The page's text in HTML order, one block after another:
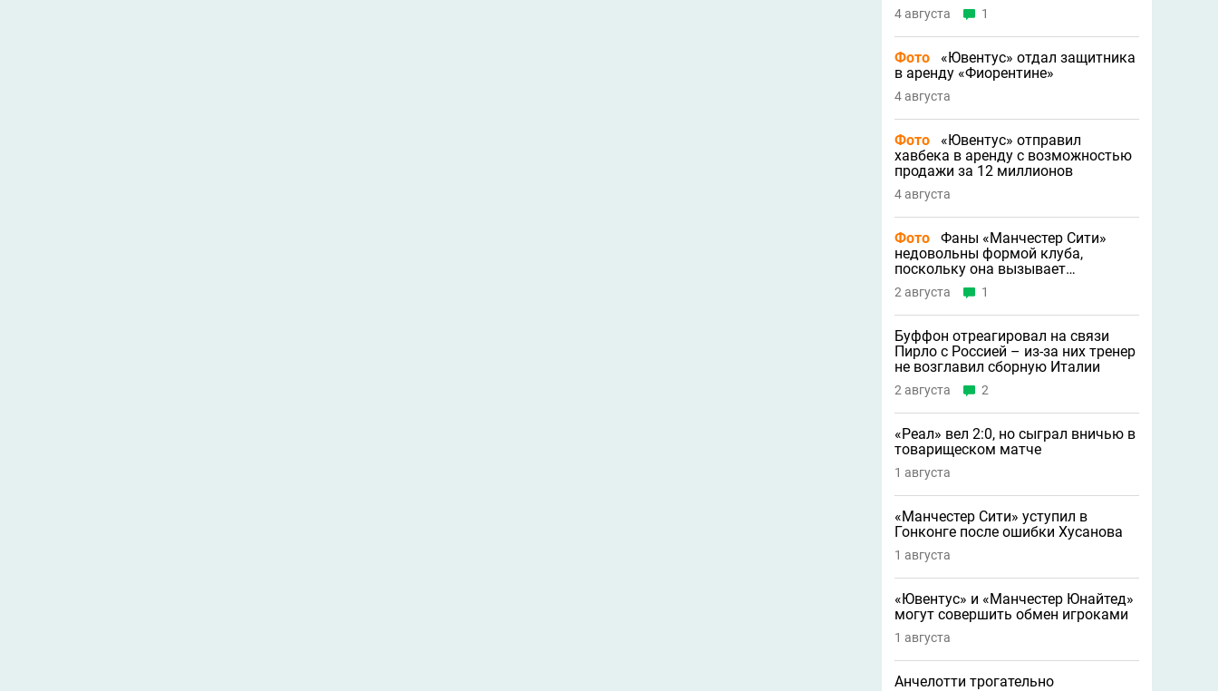
4 августа 1
Фото
«Ювентус» отдал защитника
в аренду «Фиорентине»
4 августа
Фото
«Ювентус» отправил
хавбека в аренду с возможностью
продажи за 12 миллионов
4 августа
Фото
Фаны «Манчестер Сити»
недовольны формой клуба,
поскольку она вызывает
трипофобию
2 августа 1
Буффон отреагировал на связи
Пирло с Россией – из-за них тренер
не возглавил сборную Италии
2 августа 2
«Реал» вел 2:0, но сыграл вничью в
товарищеском матче
1 августа
«Манчестер Сити» уступил в
Гонконге после ошибки Хусанова
1 августа
«Ювентус» и «Манчестер Юнайтед»
могут совершить обмен игроками
1 августа
Анчелотти трогательно